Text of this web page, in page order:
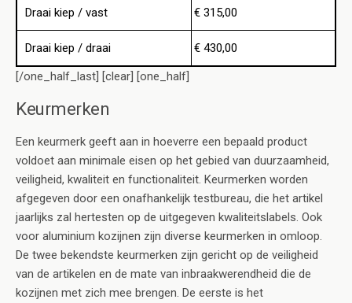
Draai kiep / vast € 315,00
Draai kiep / draai
€ 430,00
[/one_half_last] [clear] [one_half]
Keurmerken
Een keurmerk geeft aan in hoeverre een bepaald product
voldoet aan minimale eisen op het gebied van duurzaamheid,
veiligheid, kwaliteit en functionaliteit. Keurmerken worden
afgegeven door een onafhankelijk testbureau, die het artikel
jaarlijks zal hertesten op de uitgegeven kwaliteitslabels. Ook
voor aluminium kozijnen zijn diverse keurmerken in omloop.
De twee bekendste keurmerken zijn gericht op de veiligheid
van de artikelen en de mate van inbraakwerendheid die de
kozijnen met zich mee brengen. De eerste is het